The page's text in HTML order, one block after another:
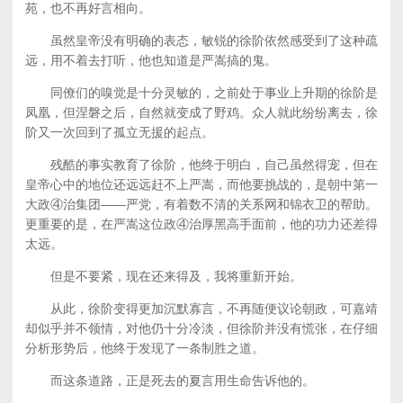
苑，也不再好言相向。
虽然皇帝没有明确的表态，敏锐的徐阶依然感受到了这种疏
远，用不着去打听，他也知道是严嵩搞的鬼。
同僚们的嗅觉是十分灵敏的，之前处于事业上升期的徐阶是
凤凰，但涅磐之后，自然就变成了野鸡。众人就此纷纷离去，徐
阶又一次回到了孤立无援的起点。
残酷的事实教育了徐阶，他终于明白，自己虽然得宠，但在
皇帝心中的地位还远远赶不上严嵩，而他要挑战的，是朝中第一
大政④治集团——严党，有着数不清的关系网和锦衣卫的帮助。
更重要的是，在严嵩这位政④治厚黑高手面前，他的功力还差得
太远。
但是不要紧，现在还来得及，我将重新开始。
从此，徐阶变得更加沉默寡言，不再随便议论朝政，可嘉靖
却似乎并不领情，对他仍十分冷淡，但徐阶并没有慌张，在仔细
分析形势后，他终于发现了一条制胜之道。
而这条道路，正是死去的夏言用生命告诉他的。